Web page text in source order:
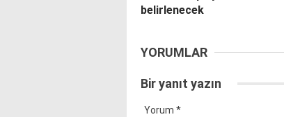
belirlenecek
YORUMLAR
Bir yanıt yazın
Yorum *